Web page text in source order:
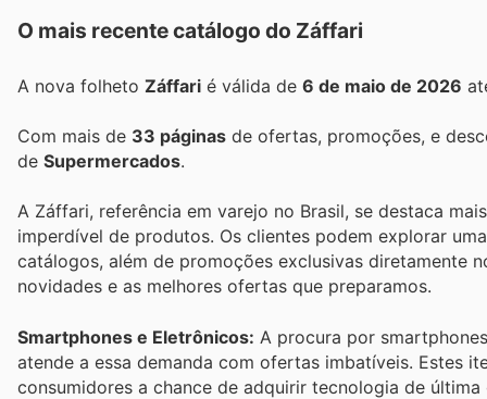
O mais recente catálogo do Záffari
A nova folheto Záffari é válida de 6 de maio de 2026
Com mais de 33 páginas de ofertas, promoções, e
de Supermercados.
A Záffari, referência em varejo no Brasil, se destaca
imperdível de produtos. Os clientes podem explorar
catálogos, além de promoções exclusivas diretamente
novidades e as melhores ofertas que preparamos.
Smartphones e Eletrônicos: A procura por
atende a essa demanda com ofertas imbatíveis. Estes
consumidores a chance de adquirir tecnologia de